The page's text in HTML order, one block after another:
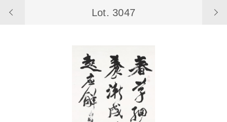
Lot. 3047